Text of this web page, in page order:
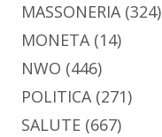
MASSONERIA(324)
MONETA(14)
NWO (446)
POLITICA(271)
SALUTE (667)